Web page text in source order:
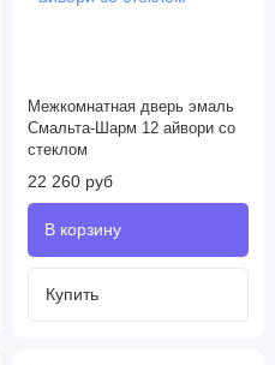
Межкомнатная дверь эмаль
Смальта-Шарм 12 айвори со
стеклом
22 260 руб